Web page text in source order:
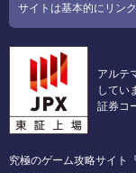
サイトは基本的にリン
アルテ
してい
証券コ
究極のゲーム攻略サイト